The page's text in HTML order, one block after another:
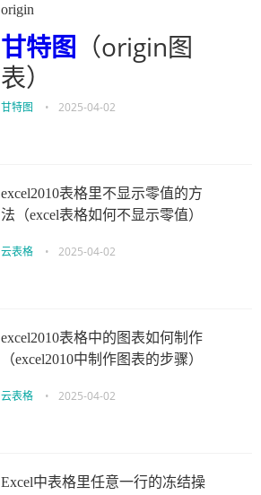
origin
甘特图 （origin图
表）
甘特图 • 2025-04-02
excel2010表格里不显示零值的方
法（excel表格如何不显示零值）
云表格 • 2025-04-02
excel2010表格中的图表如何制作
（excel2010中制作图表的步骤）
云表格 • 2025-04-02
Excel中表格里任意一行的冻结操